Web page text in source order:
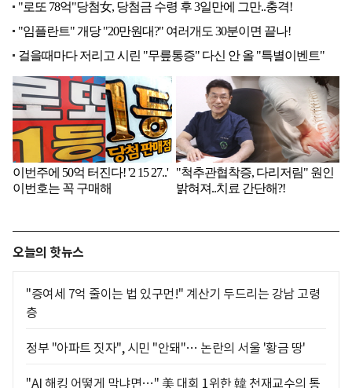
오늘의 핫뉴스
"증여세 7억 줄이는 법 있구먼!" 계산기 두드리는 강남 고령
층
정부 "아파트 짓자", 시민 "안돼"… 논란의 서울 '황금 땅'
"AI 해킹 어떻게 막냐면…" 美 대회 1위한 韓 천재교수의 통